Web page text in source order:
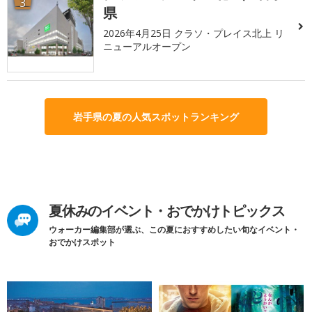
県
2026年4月25日 クラソ・プレイス北上 リ
ニューアルオープン
岩手県の夏の人気スポットランキング
夏休みのイベント・おでかけトピックス
ウォーカー編集部が選ぶ、この夏におすすめしたい旬なイベント・
おでかけスポット